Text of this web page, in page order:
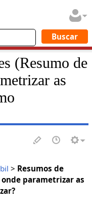
(Resumo de
as
> Resumos de
onde parametrizar as